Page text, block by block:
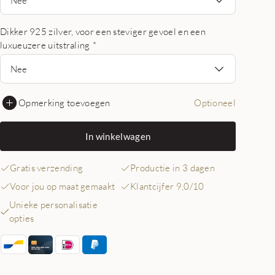
Dikker 925 zilver, voor een steviger gevoel en een
luxueuzere uitstraling *
Nee
Opmerking toevoegen Optioneel
In winkelwagen
Gratis verzending
Productie in 3 dagen
Voor jou op maat gemaakt
Klantcijfer 9,0/10
Unieke personalisatie
opties